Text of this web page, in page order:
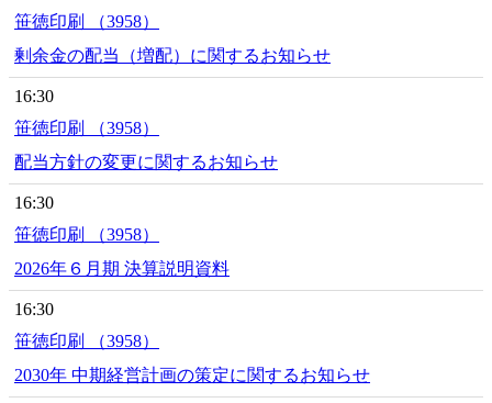
笹徳印刷 （3958）
剰余金の配当（増配）に関するお知らせ
16:30
笹徳印刷 （3958）
配当方針の変更に関するお知らせ
16:30
笹徳印刷 （3958）
2026年６月期 決算説明資料
16:30
笹徳印刷 （3958）
2030年 中期経営計画の策定に関するお知らせ